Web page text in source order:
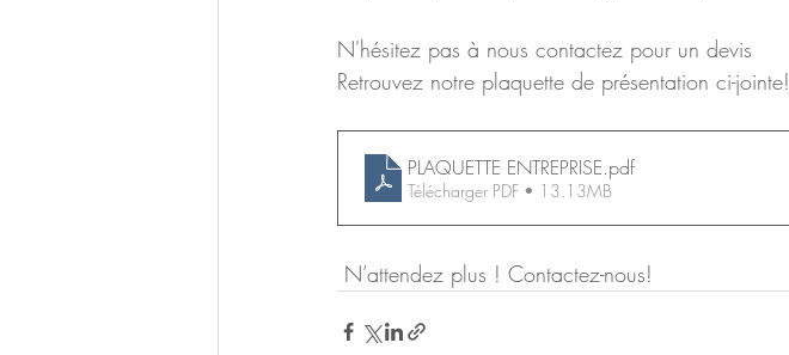
N'hésitez pas à nous contactez pour un devis
Retrouvez notre plaquette de présentation ci-jointe!
PLAQUETTE ENTREPRISE.pdf
Télécharger PDF • 13.13MB
N’attendez plus ! Contactez-nous!